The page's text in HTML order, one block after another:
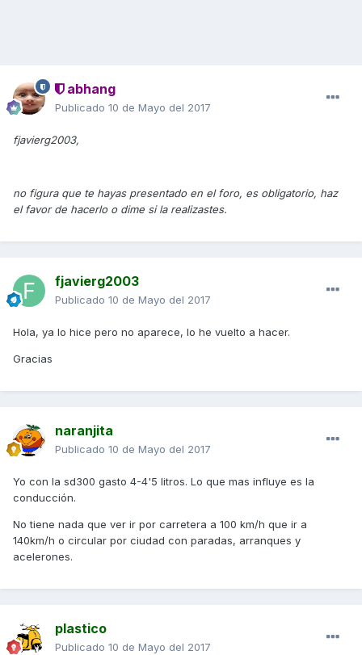
abhang
Publicado 10 de Mayo del 2017
fjavierg2003,
no figura que te hayas presentado en el foro, es obligatorio, haz
el favor de hacerlo o dime si la realizastes.
fjavierg2003
Publicado 10 de Mayo del 2017
Hola, ya lo hice pero no aparece, lo he vuelto a hacer.
Gracias
naranjita
Publicado 10 de Mayo del 2017
Yo con la sd300 gasto 4-4'5 litros. Lo que mas influye es la
conducción.
No tiene nada que ver ir por carretera a 100 km/h que ir a
140km/h o circular por ciudad con paradas, arranques y
acelerones.
plastico
Publicado 10 de Mayo del 2017